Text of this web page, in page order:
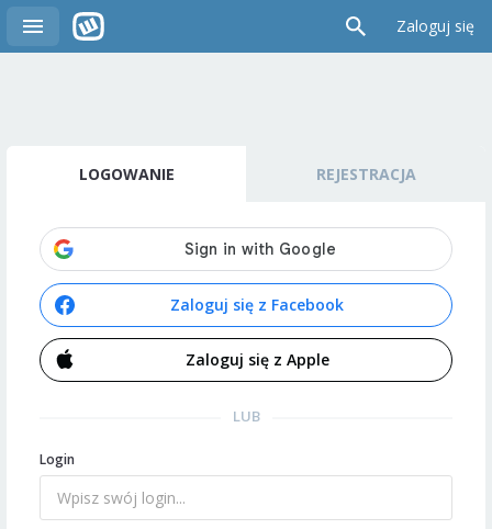
Zaloguj się
LOGOWANIE REJESTRACJA
Zaloguj się z Facebook
Zaloguj się z Apple
LUB
Login